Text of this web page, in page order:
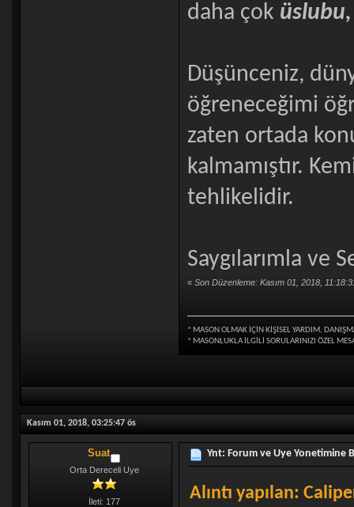
daha çok
Düşünceniz,
öğreneceğimi
zaten ortada
kalmamıştır.
tehlikelidir.
Saygılarımla ve
« Son Düzenleme: Kasım 01, 2018,
* MASON OLMAK İÇİN KİŞİSEL YARDIM,
* MASONLUKLA İLGİLİ SORULARINIZI ÖZEL
Kasım 01, 2018, 03:25:47 ös
Suat
Orta Dereceli Uye
İleti: 177
Ynt: Forum ve Uye Yonetimine
Alıntı yapılan: